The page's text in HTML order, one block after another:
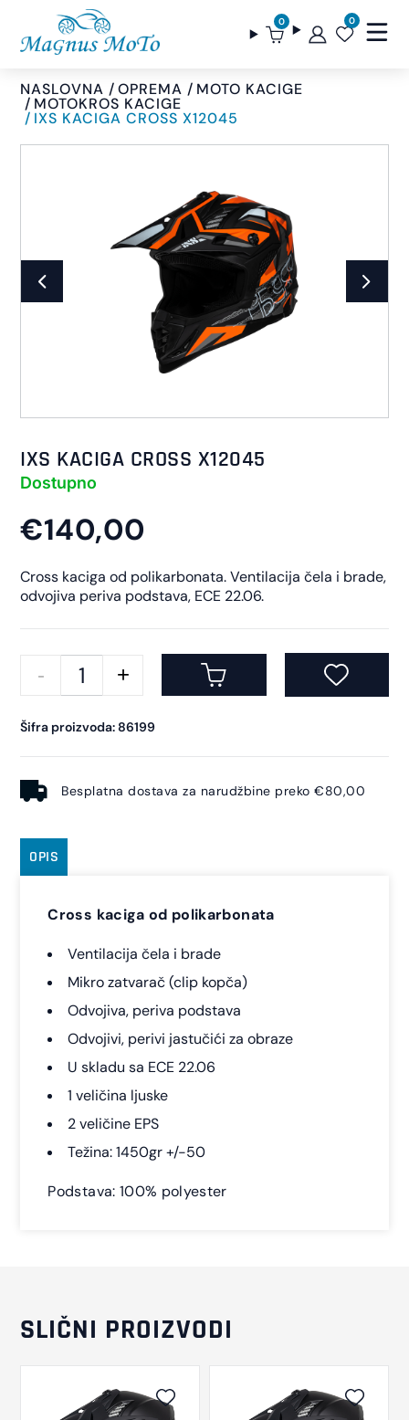
0 0
NASLOVNA OPREMA MOTO KACIGE
MOTOKROS KACIGE
IXS KACIGA CROSS X12045
IXS KACIGA CROSS X12045
Dostupno
€140,00
Cross kaciga od polikarbonata. Ventilacija čela i brade,
odvojiva periva podstava, ECE 22.06.
Šifra proizvoda: 86199
Besplatna dostava za narudžbine preko €80,00
OPIS
Cross kaciga od polikarbonata
Ventilacija čela i brade
Mikro zatvarač (clip kopča)
Odvojiva, periva podstava
Odvojivi, perivi jastučići za obraze
U skladu sa ECE 22.06
1 veličina ljuske
2 veličine EPS
Težina: 1450gr +/-50
Podstava: 100% polyester
SLIČNI PROIZVODI